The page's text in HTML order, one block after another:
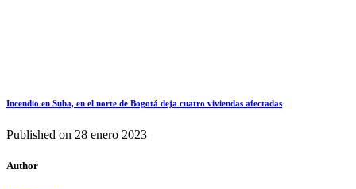
Incendio en Suba, en el norte de Bogotá deja cuatro viviendas afectadas
Published on 28 enero 2023
Author